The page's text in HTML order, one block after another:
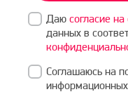
Даю согласие
данных в
Соглашаюсь на